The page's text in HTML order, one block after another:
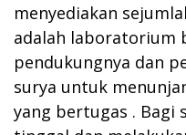
menyediakan
adalah laboratorium
pendukungnya dan
surya untuk
yang bertugas . Bagi